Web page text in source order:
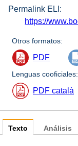
Permalink ELI:
https://
Otros formatos:
PDF
Lenguas cooficiales:
PDF català
Texto Análisis